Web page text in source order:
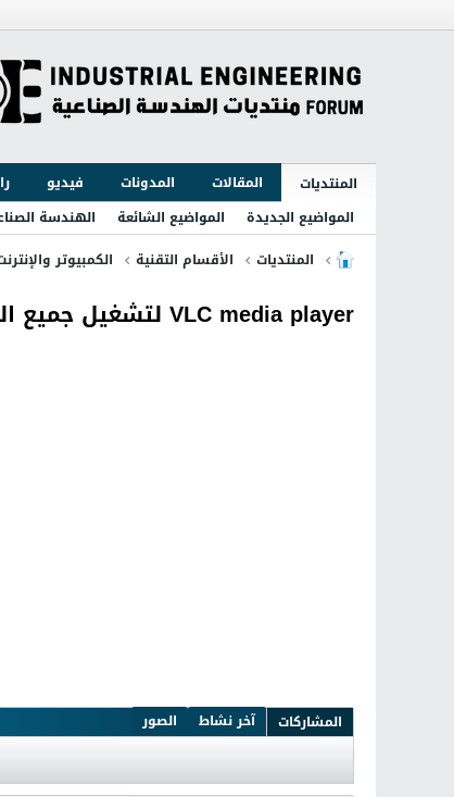
المنتديات المقالات المدونات فيديو
المواضيع الجديدة
المواضيع الشائعة الهندسة
المنتديات
الأقسام التقنية الكمبيوتر
VLC media player لتشغيل جميع الصوتيات والفيديوهات والافلام
المشاركات آخر نشاط الصور